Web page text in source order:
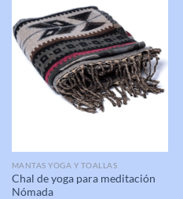
MANTAS YOGA Y TOALLAS
Chal de yoga para meditación
Nómada